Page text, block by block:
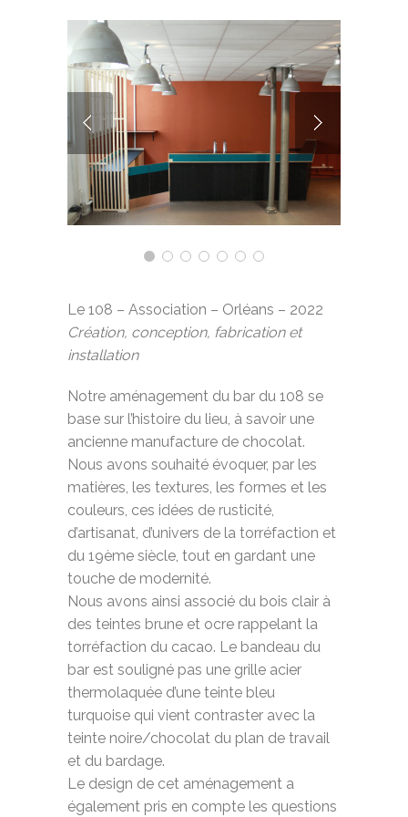
Le 108 – Association – Orléans – 2022
Création, conception, fabrication et
installation
Notre aménagement du bar du 108 se
base sur l’histoire du lieu, à savoir une
ancienne manufacture de chocolat.
Nous avons souhaité évoquer, par les
matières, les textures, les formes et les
couleurs, ces idées de rusticité,
d’artisanat, d’univers de la torréfaction et
du 19ème siècle, tout en gardant une
touche de modernité.
Nous avons ainsi associé du bois clair à
des teintes brune et ocre rappelant la
torréfaction du cacao. Le bandeau du
bar est souligné pas une grille acier
thermolaquée d’une teinte bleu
turquoise qui vient contraster avec la
teinte noire/chocolat du plan de travail
et du bardage.
Le design de cet aménagement a
également pris en compte les questions